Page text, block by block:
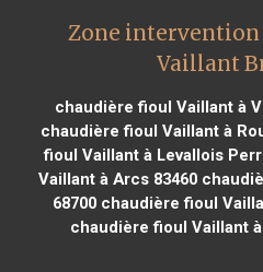
Zone
Vaillant
chaudière fioul Vaillant à
chaudière fioul Vaillant à
fioul Vaillant à Levallois
Vaillant à Arcs 83460
68700 chaudière fioul
chaudière fioul Vaillant